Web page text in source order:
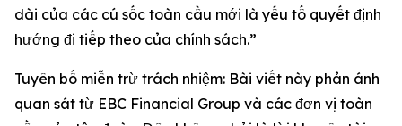
dài của các cú sốc toàn cầu mới là yếu tố quyết định
hướng đi tiếp theo của chính sách.”
Tuyên bố miễn trừ trách nhiệm: Bài viết này phản ánh
quan sát từ EBC Financial Group và các đơn vị toàn